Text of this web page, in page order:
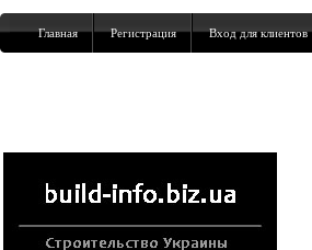
Главная Регистрация Вход для клиентов